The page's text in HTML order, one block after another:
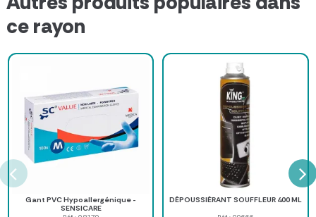
ce rayon
Gant PVC Hypoallergénique -
SENSICARE
DÉPOUSSIÉRANT SOUFFLEUR 400 ML